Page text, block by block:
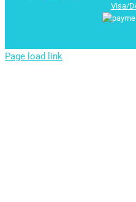
Visa/
Page load link